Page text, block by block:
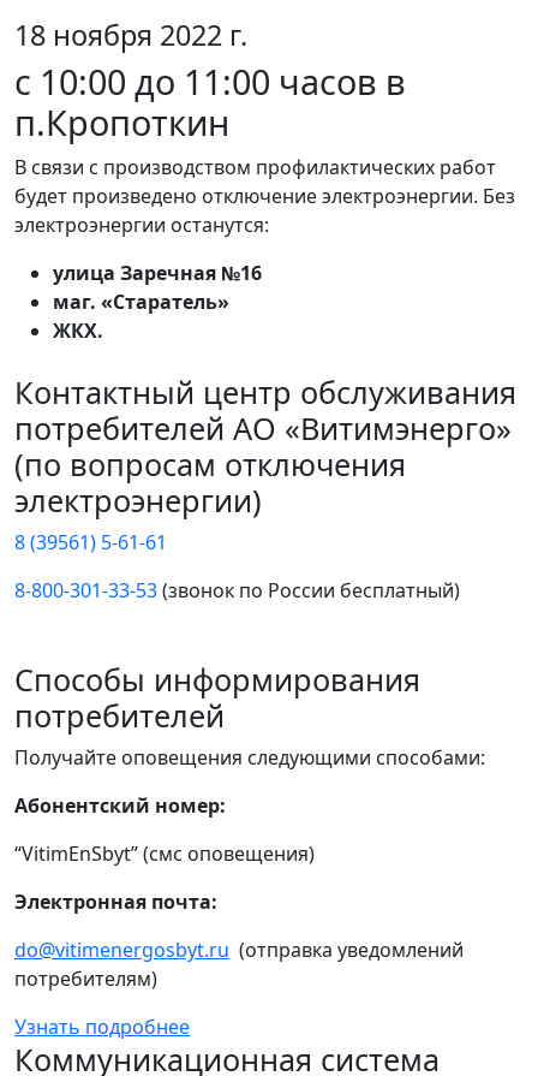
18 ноября 2022 г.
с 10:00 до 11:00 часов в
п.Кропоткин
В связи с производством профилактических работ
будет произведено отключение электроэнергии. Без
электроэнергии останутся:
улица Заречная №16
маг. «Старатель»
ЖКХ.
Контактный центр обслуживания
потребителей АО «Витимэнерго»
(по вопросам отключения
электроэнергии)
8 (39561) 5-61-61
8-800-301-33-53(звонок по России бесплатный)
Способы информирования
потребителей
Получайте оповещения следующими способами:
Абонентский номер:
“VitimEnSbyt” (смс оповещения)
Электронная почта:
do@vitimenergosbyt.ru (отправка уведомлений
потребителям)
Узнать подробнее
Коммуникационная система